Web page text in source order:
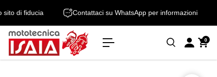
n
e
u
sito di fiducia Contattaci su WhatsApp per informazioni
0